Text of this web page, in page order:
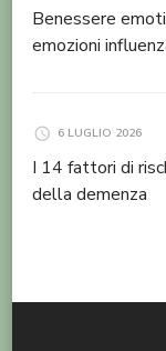
Benessere
emozioni
6 LUGLIO 2026
I 14 fattori di
della demenza